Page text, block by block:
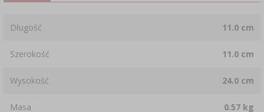
Długość 11.0 cm
Szerokość 11.0 cm
Wysokość 24.0 cm
Masa 0.57 kg